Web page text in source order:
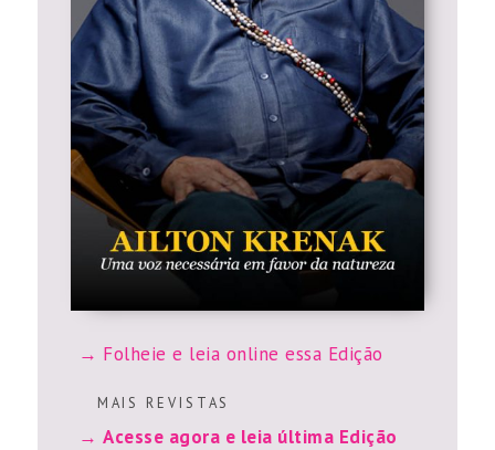
Folheie e leia online essa Edição
M A I S R E V I S T A S
Acesse agora e leia última Edição